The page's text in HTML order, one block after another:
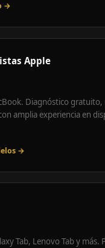
→
Apple
Diagnóstico gratuito,
amplia experiencia en
→
Tab, Lenovo Tab y más.